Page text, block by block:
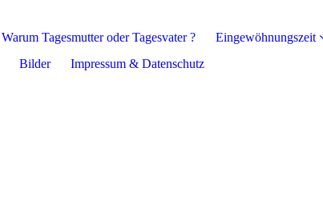
Warum Tagesmutter oder Tagesvater ?
Eingewöhnungszeit
Bilder Impressum & Datenschutz